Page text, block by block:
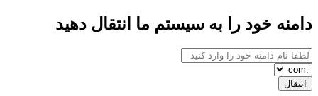
دامنه خود را به سیستم ما انتقال دهید
انتقال